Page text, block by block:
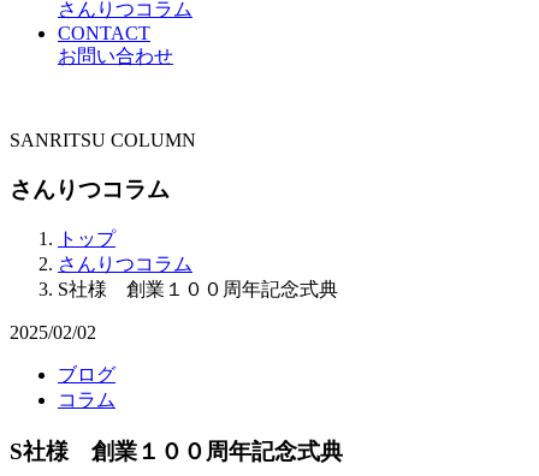
さんりつコラム
CONTACT
お問い合わせ
SANRITSU COLUMN
さんりつコラム
トップ
さんりつコラム
S社様 創業１００周年記念式典
2025/02/02
ブログ
コラム
S社様 創業１００周年記念式典